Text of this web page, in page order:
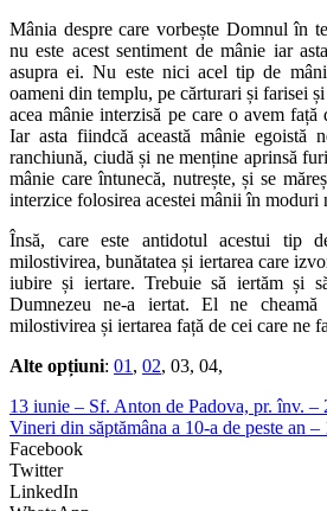
Mânia despre care vorbește Domnul în
nu este acest sentiment de mânie iar
asupra ei. Nu este nici acel tip de
oameni din templu, pe cărturari și farisei
acea mânie interzisă pe care o avem
Iar asta fiindcă această mânie egoistă
ranchiună, ciudă și ne menține aprinsă
mânie care întunecă, nutrește, și se
interzice folosirea acestei mânii în moduri
Însă, care este antidotul acestui tip
milostivirea, bunătatea și iertarea care
iubire și iertare. Trebuie să iertăm și
Dumnezeu ne-a iertat. El ne
milostivirea și iertarea față de cei care ne
Alte opțiuni: 01 , 02, 03, 04,
13 iunie – Sf. Anton de Padova, pr. înv. –
Vineri din săptămâna a 10-a de peste an –
Facebook
Twitter
LinkedIn